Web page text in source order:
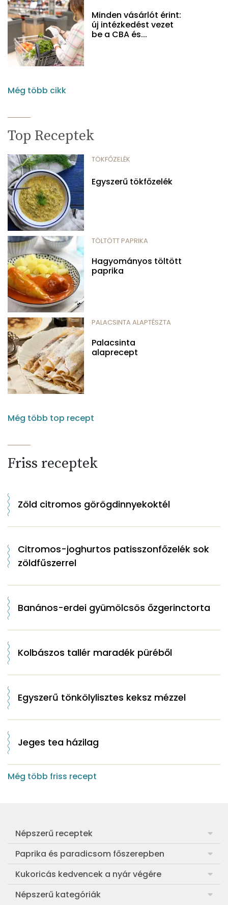
Minden vásárlót érint:
új intézkedést vezet
be a CBA és...
Még több cikk
Top Receptek
TÖKFŐZELÉK
Egyszerű tökfőzelék
TÖLTÖTT PAPRIKA
Hagyományos töltött
paprika
PALACSINTA ALAPTÉSZTA
Palacsinta
alaprecept
Még több top recept
Friss receptek
Zöld citromos görögdinnyekoktél
Citromos-joghurtos patisszonfőzelék sok
zöldfűszerrel
Banános-erdei gyümölcsös őzgerinctorta
Kolbászos tallér maradék püréből
Egyszerű tönkölylisztes keksz mézzel
Jeges tea házilag
Még több friss recept
Népszerű receptek
Frankfurti leves
Egyszerű muffin
Aranygaluska
Paprika és paradicsom főszerepben
Pan con Tomate
Paradicsom és paprika eltevése télre
Kukoricás kedvencek a nyár végére
Legfinomabb főtt kukorica
Népszerű kategóriák